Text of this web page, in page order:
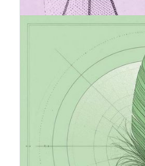
Von der
empfohlene
VSME (Voluntary
Non-Listed SMEs) ist der
zur
mittlere nicht
eine vereinfachte und
in Übereinstimmung mit
Rahmenwerken zu